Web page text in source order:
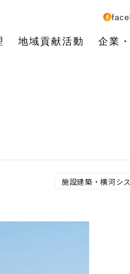
地域貢献活動 企業
施設建築・横河シ